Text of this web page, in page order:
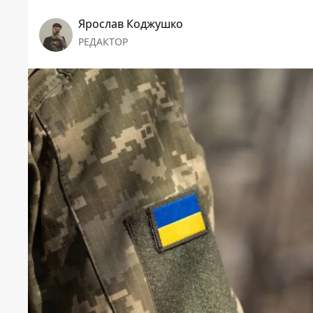
Ярослав Коджушко
РЕДАКТОР